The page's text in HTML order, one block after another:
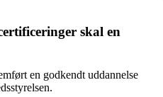
skal en
en godkendt uddannelse